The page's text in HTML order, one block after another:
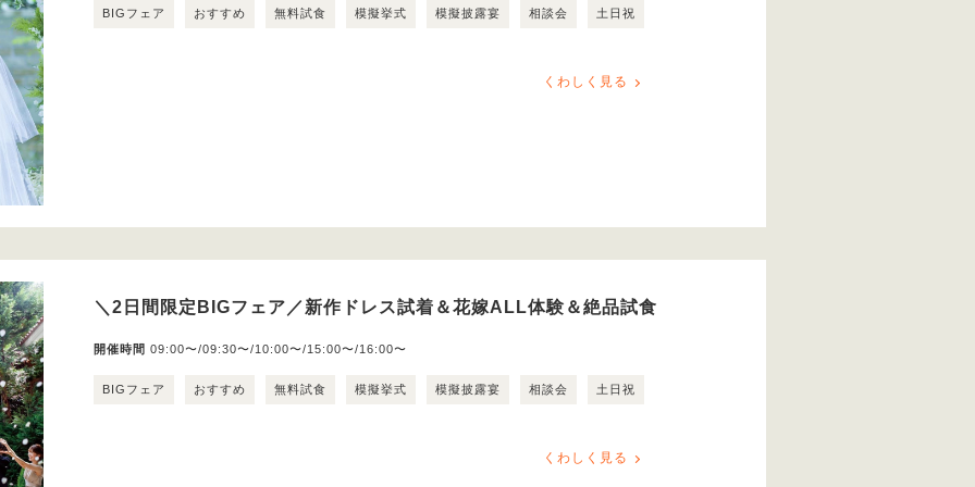
BIGフェア おすすめ 無料試食 模擬挙式 模擬披露宴 相談会 土日祝
くわしく見る
＼2日間限定BIGフェア／新作ドレス試着＆花嫁ALL体験＆絶品試食
開催時間 09:00〜/09:30〜/10:00〜/15:00〜/16:00〜
BIGフェア おすすめ 無料試食 模擬挙式 模擬披露宴 相談会 土日祝
くわしく見る